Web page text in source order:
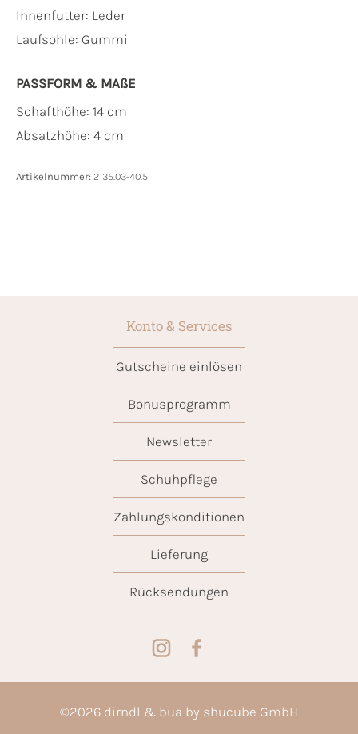
Innenfutter: Leder
Laufsohle: Gummi
PASSFORM & MAẞE
Schafthöhe: 14 cm
Absatzhöhe: 4 cm
Artikelnummer: 2135.03-40.5
Konto & Services
Gutscheine einlösen
Bonusprogramm
Newsletter
Schuhpflege
Zahlungskonditionen
Lieferung
Rücksendungen
©2026 dirndl & bua by shucube GmbH